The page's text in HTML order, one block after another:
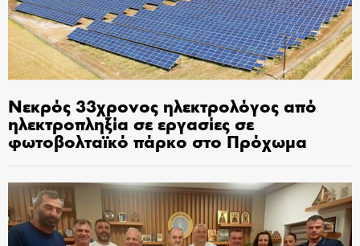
Νεκρός 33χρονος ηλεκτρολόγος από
ηλεκτροπληξία σε εργασίες σε
φωτοβολταϊκό πάρκο στο Πρόχωμα